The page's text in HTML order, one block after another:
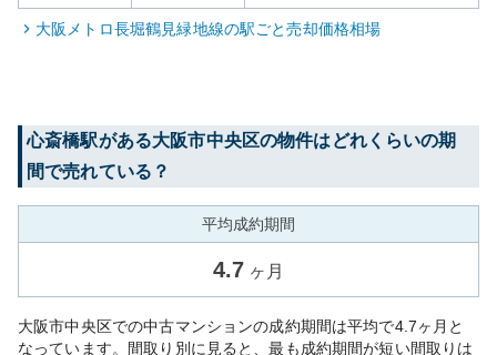
大阪メトロ長堀鶴見緑地線の駅ごと売却価格相場
心斎橋駅がある大阪市中央区の物件はどれくらいの期
間で売れている？
平均成約期間
4.7 ヶ月
大阪市中央区での中古マンションの成約期間は平均で4.7ヶ月と
なっています。間取り別に見ると、最も成約期間が短い間取りは